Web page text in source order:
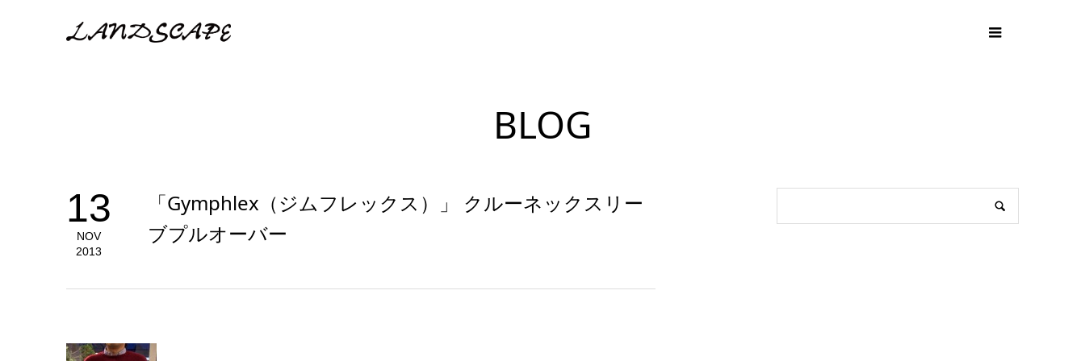
BLOG
13
NOV
2013
「Gymphlex（ジムフレックス）」 クルーネックスリー
ブプルオーバー